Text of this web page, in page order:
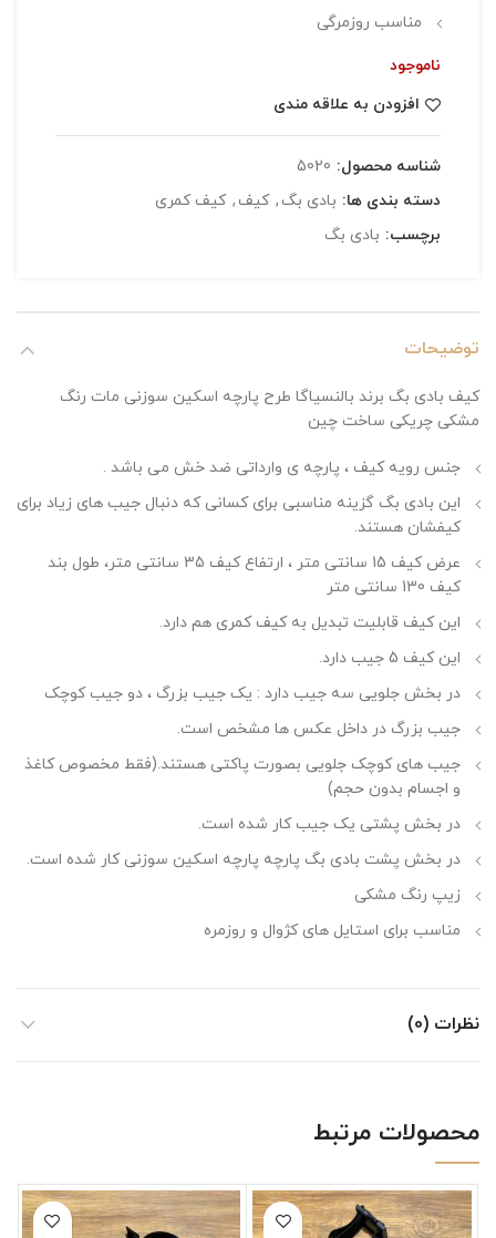
مناسب روزمرگی
ناموجود
افزودن به علاقه مندی
شناسه محصول: 5020
دسته بندی ها: بادی بگ , کیف , کیف کمری
برچسب: بادی بگ
توضیحات
کیف بادی بگ برند بالنسیاگا طرح پارچه اسکین سوزنی مات رنگ
مشکی چریکی ساخت چین
جنس رویه کیف ، پارچه ی وارداتی ضد خش می باشد .
این بادی بگ گزینه مناسبی برای کسانی که دنبال جیب های زیاد برای
کیفشان هستند.
عرض کیف 15 سانتی متر ، ارتفاع کیف 35 سانتی متر، طول بند
کیف 130 سانتی متر
این کیف قابلیت تبدیل به کیف کمری هم دارد.
این کیف 5 جیب دارد.
در بخش جلویی سه جیب دارد : یک جیب بزرگ ، دو جیب کوچک
جیب بزرگ در داخل عکس ها مشخص است.
جیب های کوچک جلویی بصورت پاکتی هستند.(فقط مخصوص کاغذ
و اجسام بدون حجم)
در بخش پشتی یک جیب کار شده است.
در بخش پشت بادی بگ پارچه پارچه اسکین سوزنی کار شده است.
زیپ رنگ مشکی
مناسب برای استایل های کژوال و روزمره
نظرات (0)
محصولات مرتبط